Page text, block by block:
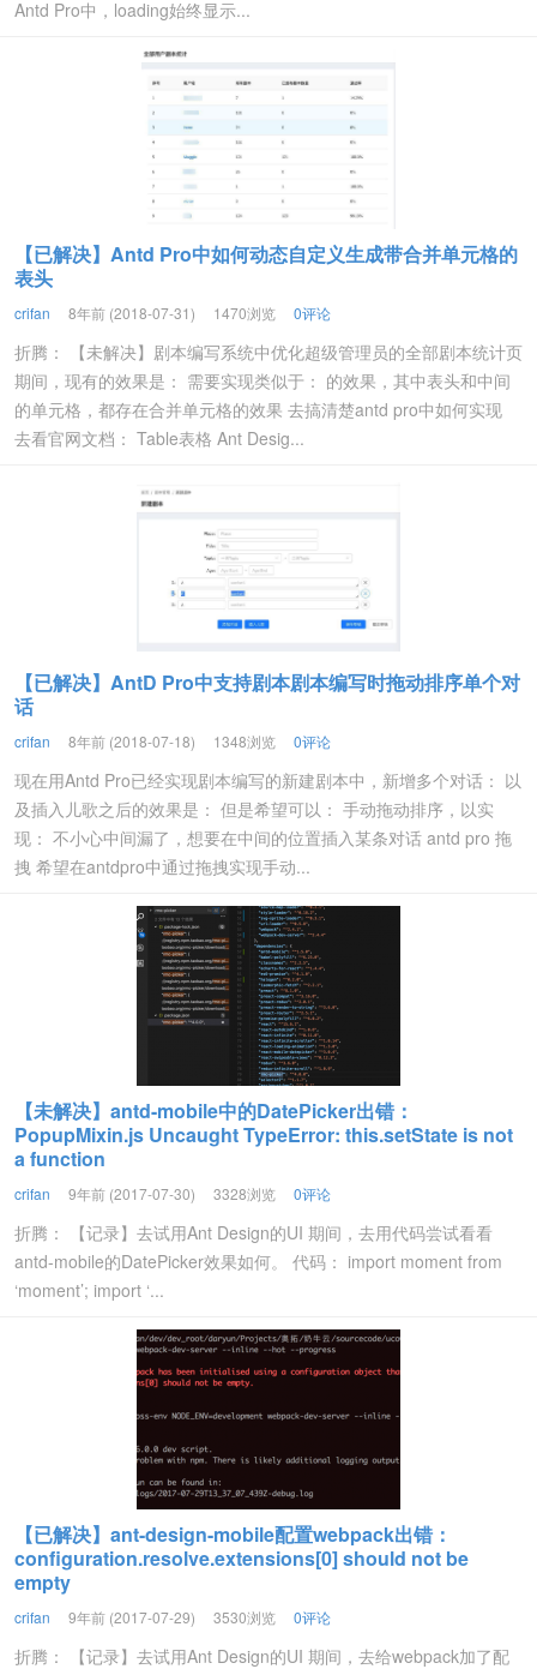
Antd Pro中，loading始终显示...
【已解决】Antd Pro中如何动态自定义生成带合并单元格的
表头
crifan 8年前 (2018-07-31) 1470浏览 0评论
折腾： 【未解决】剧本编写系统中优化超级管理员的全部剧本统计页
期间，现有的效果是： 需要实现类似于： 的效果，其中表头和中间
的单元格，都存在合并单元格的效果 去搞清楚antd pro中如何实现
去看官网文档： Table表格 Ant Desig...
【已解决】AntD Pro中支持剧本剧本编写时拖动排序单个对
话
crifan 8年前 (2018-07-18) 1348浏览 0评论
现在用Antd Pro已经实现剧本编写的新建剧本中，新增多个对话： 以
及插入儿歌之后的效果是： 但是希望可以： 手动拖动排序，以实
现： 不小心中间漏了，想要在中间的位置插入某条对话 antd pro 拖
拽 希望在antdpro中通过拖拽实现手动...
【未解决】antd-mobile中的DatePicker出错：
PopupMixin.js Uncaught TypeError: this.setState is not
a function
crifan 9年前 (2017-07-30) 3328浏览 0评论
折腾： 【记录】去试用Ant Design的UI 期间，去用代码尝试看看
antd-mobile的DatePicker效果如何。 代码： import moment from
‘moment’; import ‘...
【已解决】ant-design-mobile配置webpack出错：
configuration.resolve.extensions[0] should not be
empty
crifan 9年前 (2017-07-29) 3530浏览 0评论
折腾： 【记录】去试用Ant Design的UI 期间，去给webpack加了配